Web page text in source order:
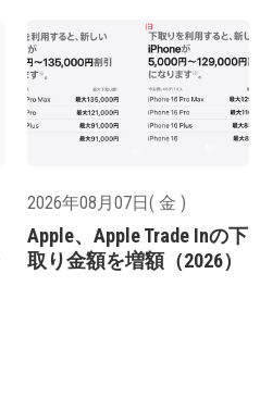
2026年08月07日( 金 )
Apple、Apple Trade Inの下
取り金額を増額（2026）